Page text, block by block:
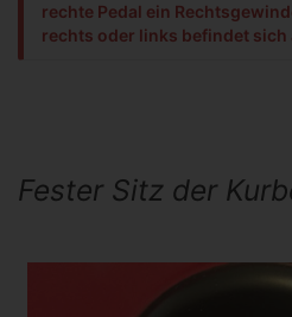
rechte Pedal ein
rechts oder links befindet sich
Fester Sitz der